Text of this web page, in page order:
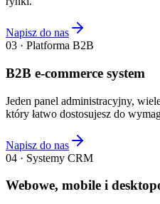
Napisz do nas
03 · Platforma B2B
B2B e-commerce system
Jeden panel administracyjny,
który łatwo dostosujesz do
Napisz do nas
04 · Systemy CRM
Webowe, mobile i